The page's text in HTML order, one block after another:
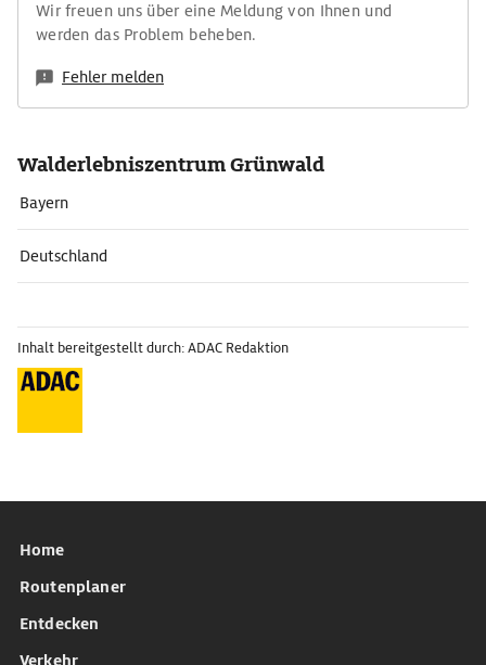
Wir freuen uns über eine Meldung von Ihnen und
werden das Problem beheben.
Fehler melden
Walderlebniszentrum Grünwald
Bayern
Deutschland
Inhalt bereitgestellt durch: ADAC Redaktion
Home
Routenplaner
Entdecken
Verkehr